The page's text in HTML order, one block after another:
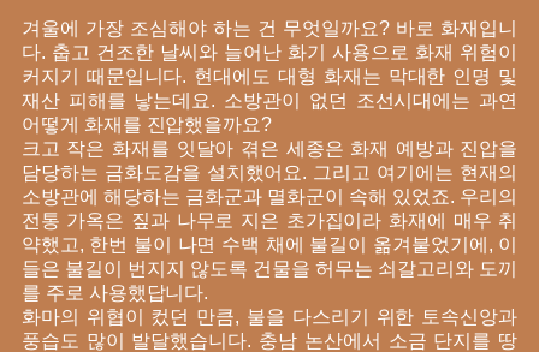
겨울에 가장 조심해야 하는 건 무엇일까요? 바로 화재입니
다. 춥고 건조한 날씨와 늘어난 화기 사용으로 화재 위험이
커지기 때문입니다. 현대에도 대형 화재는 막대한 인명 및
재산 피해를 낳는데요. 소방관이 없던 조선시대에는 과연
어떻게 화재를 진압했을까요?
크고 작은 화재를 잇달아 겪은 세종은 화재 예방과 진압을
담당하는 금화도감을 설치했어요. 그리고 여기에는 현재의
소방관에 해당하는 금화군과 멸화군이 속해 있었죠. 우리의
전통 가옥은 짚과 나무로 지은 초가집이라 화재에 매우 취
약했고, 한번 불이 나면 수백 채에 불길이 옮겨붙었기에, 이
들은 불길이 번지지 않도록 건물을 허무는 쇠갈고리와 도끼
를 주로 사용했답니다.
화마의 위협이 컸던 만큼, 불을 다스리기 위한 토속신앙과
풍습도 많이 발달했습니다. 충남 논산에서 소금 단지를 땅